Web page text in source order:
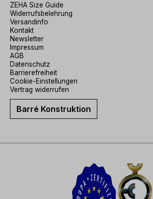
ZEHA Size Guide
Widerrufsbelehrung
Versandinfo
Kontakt
Newsletter
Impressum
AGB
Datenschutz
Barrierefreiheit
Cookie-Einstellungen
Vertrag widerrufen
Barré Konstruktion